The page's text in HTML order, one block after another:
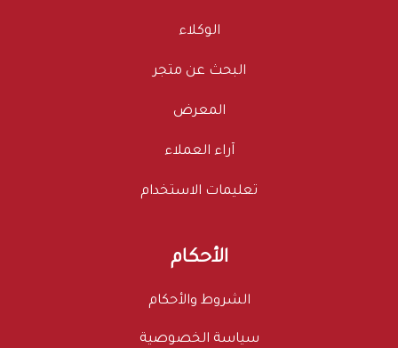
الوكلاء
البحث عن متجر
المعرض
آراء العملاء
تعليمات الاستخدام
الأحكام
الشروط والأحكام
سياسة الخصوصية